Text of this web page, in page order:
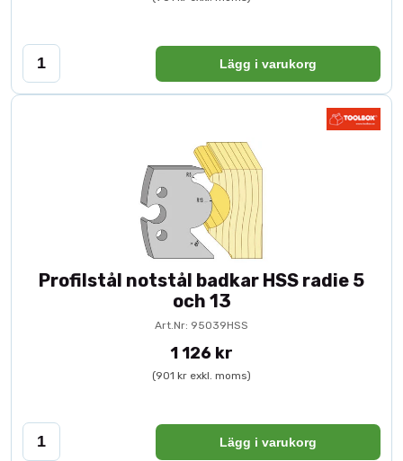
Lägg i varukorg
Profilstål notstål badkar HSS radie 5
och 13
Art.Nr: 95039HSS
1 126 kr
(901 kr exkl. moms)
Lägg i varukorg